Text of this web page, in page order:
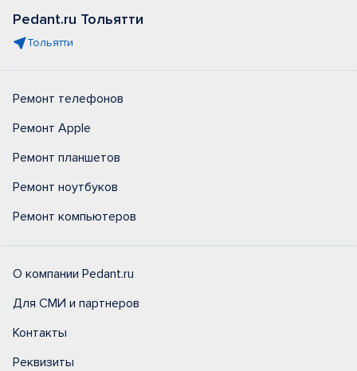
Pedant.ru Тольятти
Тольятти
Ремонт телефонов
Ремонт Apple
Ремонт планшетов
Ремонт ноутбуков
Ремонт компьютеров
О компании Pedant.ru
Для СМИ и партнеров
Контакты
Реквизиты